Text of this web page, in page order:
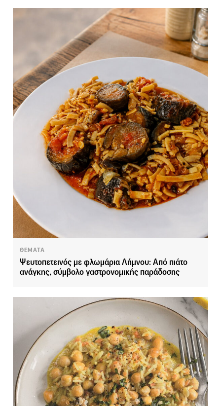
ΘΕΜΑΤΑ
Ψευτοπετεινός με φλωμάρια Λήμνου: Από πιάτο
ανάγκης, σύμβολο γαστρονομικής παράδοσης